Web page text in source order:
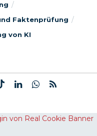
Faktenprüfung
von KI
von Real Cookie Banner